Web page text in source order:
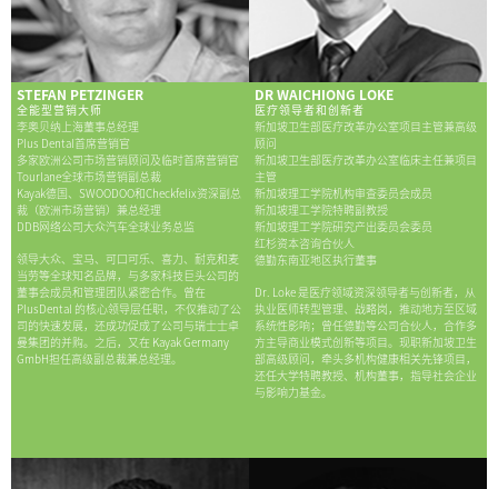
STEFAN PETZINGER
全能型营销大师
李奥贝纳上海董事总经理
Plus Dental首席营销官
多家欧洲公司市场营销顾问及临时首席营销官
Tourlane全球市场营销副总裁
Kayak德国、SWOODOO和Checkfelix资深副总
裁（欧洲市场营销）兼总经理
DDB网络公司大众汽车全球业务总监
领导大众、宝马、可口可乐、喜力、耐克和麦
当劳等全球知名品牌，与多家科技巨头公司的
董事会成员和管理团队紧密合作。曾在
PlusDental 的核心领导层任职，不仅推动了公
司的快速发展，还成功促成了公司与瑞士士卓
曼集团的并购。之后，又在 Kayak Germany
GmbH担任高级副总裁兼总经理。
DR WAICHIONG LOKE
医疗领导者和创新者
新加坡卫生部医疗改革办公室项目主管兼高级
顾问
新加坡卫生部医疗改革办公室临床主任兼项目
主管
新加坡理工学院机构审查委员会成员
新加坡理工学院特聘副教授
新加坡理工学院研究产出委员会委员
红杉资本咨询合伙人
德勤东南亚地区执行董事
Dr. Loke 是医疗领域资深领导者与创新者，从
执业医师转型管理、战略岗，推动地方至区域
系统性影响；曾任德勤等公司合伙人，合作多
方主导商业模式创新等项目。现职新加坡卫生
部高级顾问，牵头多机构健康相关先锋项目，
还任大学特聘教授、机构董事，指导社会企业
与影响力基金。